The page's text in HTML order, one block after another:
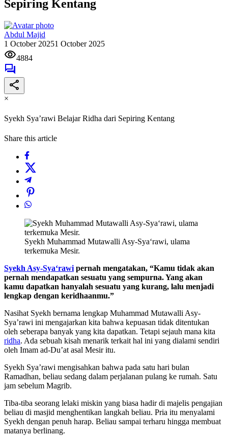
Sepiring Kentang
Abdul Majid
1 October 20251 October 2025
4884
×
Syekh Sya’rawi Belajar Ridha dari Sepiring Kentang
Share this article
Syekh Muhammad Mutawalli Asy-Sya‘rawi, ulama
terkemuka Mesir.
Syekh Asy-Sya‘rawi pernah mengatakan, “Kamu tidak akan
pernah mendapatkan sesuatu yang sempurna. Yang akan
kamu dapatkan hanyalah sesuatu yang kurang, lalu menjadi
lengkap dengan keridhaanmu.”
Nasihat Syekh bernama lengkap Muhammad Mutawalli Asy-
Sya’rawi ini mengajarkan kita bahwa kepuasan tidak ditentukan
oleh seberapa banyak yang kita dapatkan. Tetapi sejauh mana kita
ridha. Ada sebuah kisah menarik terkait hal ini yang dialami sendiri
oleh Imam ad-Du’at asal Mesir itu.
Syekh Sya’rawi mengisahkan bahwa pada satu hari bulan
Ramadhan, beliau sedang dalam perjalanan pulang ke rumah. Satu
jam sebelum Magrib.
Tiba-tiba seorang lelaki miskin yang biasa hadir di majelis pengajian
beliau di masjid menghentikan langkah beliau. Pria itu menyalami
Syekh dengan penuh harap. Beliau sampai terharu hingga membuat
matanya berlinang.